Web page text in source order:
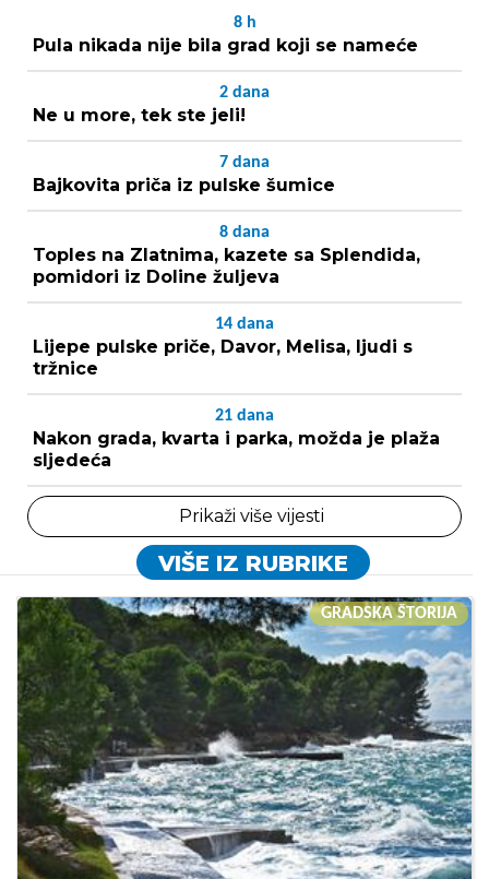
8 h
Pula nikada nije bila grad koji se nameće
2 dana
Ne u more, tek ste jeli!
7 dana
Bajkovita priča iz pulske šumice
8 dana
Toples na Zlatnima, kazete sa Splendida,
pomidori iz Doline žuljeva
14 dana
Lijepe pulske priče, Davor, Melisa, ljudi s
tržnice
21 dana
Nakon grada, kvarta i parka, možda je plaža
sljedeća
Prikaži više vijesti
VIŠE IZ RUBRIKE
GRADSKA ŠTORIJA